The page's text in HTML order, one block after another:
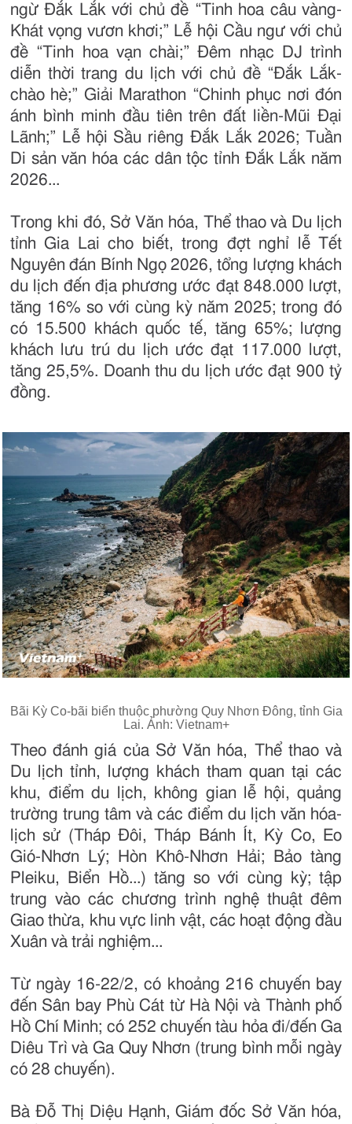
ngừ Đắk Lắk với chủ đề “Tinh hoa câu vàng-
Khát vọng vươn khơi;” Lễ hội Cầu ngư với chủ
đề “Tinh hoa vạn chài;” Đêm nhạc DJ trình
diễn thời trang du lịch với chủ đề “Đắk Lắk-
chào hè;” Giải Marathon “Chinh phục nơi đón
ánh bình minh đầu tiên trên đất liền-Mũi Đại
Lãnh;” Lễ hội Sầu riêng Đắk Lắk 2026; Tuần
Di sản văn hóa các dân tộc tỉnh Đắk Lắk năm
2026...
Trong khi đó, Sở Văn hóa, Thể thao và Du lịch
tỉnh Gia Lai cho biết, trong đợt nghỉ lễ Tết
Nguyên đán Bính Ngọ 2026, tổng lượng khách
du lịch đến địa phương ước đạt 848.000 lượt,
tăng 16% so với cùng kỳ năm 2025; trong đó
có 15.500 khách quốc tế, tăng 65%; lượng
khách lưu trú du lịch ước đạt 117.000 lượt,
tăng 25,5%. Doanh thu du lịch ước đạt 900 tỷ
đồng.
Bãi Kỳ Co-bãi biển thuộc phường Quy Nhơn Đông, tỉnh Gia
Lai. Ảnh: Vietnam+
Theo đánh giá của Sở Văn hóa, Thể thao và
Du lịch tỉnh, lượng khách tham quan tại các
khu, điểm du lịch, không gian lễ hội, quảng
trường trung tâm và các điểm du lịch văn hóa-
lịch sử (Tháp Đôi, Tháp Bánh Ít, Kỳ Co, Eo
Gió-Nhơn Lý; Hòn Khô-Nhơn Hải; Bảo tàng
Pleiku, Biển Hồ...) tăng so với cùng kỳ; tập
trung vào các chương trình nghệ thuật đêm
Giao thừa, khu vực linh vật, các hoạt động đầu
Xuân và trải nghiệm...
Từ ngày 16-22/2, có khoảng 216 chuyến bay
đến Sân bay Phù Cát từ Hà Nội và Thành phố
Hồ Chí Minh; có 252 chuyến tàu hỏa đi/đến Ga
Diêu Trì và Ga Quy Nhơn (trung bình mỗi ngày
có 28 chuyến).
Bà Đỗ Thị Diệu Hạnh, Giám đốc Sở Văn hóa,